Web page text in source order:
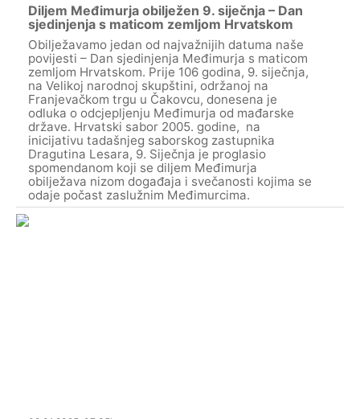
Diljem Međimurja obilježen 9. siječnja – Dan
sjedinjenja s maticom zemljom Hrvatskom
Obilježavamo jedan od najvažnijih datuma naše
povijesti – Dan sjedinjenja Međimurja s maticom
zemljom Hrvatskom. Prije 106 godina, 9. siječnja,
na Velikoj narodnoj skupštini, održanoj na
Franjevačkom trgu u Čakovcu, donesena je
odluka o odcjepljenju Međimurja od mađarske
države. Hrvatski sabor 2005. godine, na
inicijativu tadašnjeg saborskog zastupnika
Dragutina Lesara, 9. Siječnja je proglasio
spomendanom koji se diljem Međimurja
obilježava nizom događaja i svečanosti kojima se
odaje počast zaslužnim Međimurcima.